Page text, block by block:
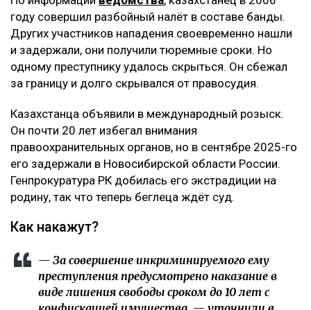
году совершил разбойный налёт в составе банды.
Других участников нападения своевременно нашли
и задержали, они получили тюремные сроки. Но
одному преступнику удалось скрыться. Он сбежал
за границу и долго скрывался от правосудия.
Казахстанца объявили в международный розыск.
Он почти 20 лет избегал внимания
правоохранительных органов, но в сентябре 2025-го
его задержали в Новосибирской области России.
Генпрокуратура РК добилась его экстрадиции на
родину, так что теперь беглеца ждёт суд.
Как накажут?
— За совершение инкриминируемого ему
преступления предусмотрено наказание в
виде лишения свободы сроком до 10 лет с